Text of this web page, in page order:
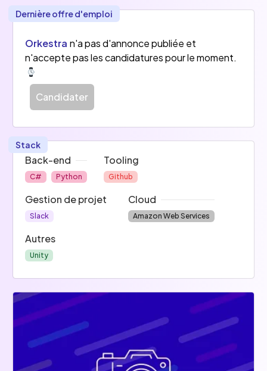
Dernière offre d'emploi
Orkestra n'a pas d'annonce publiée et
n'accepte pas les candidatures pour le moment.
Candidater
Stack
Back-end
C# Python
Tooling
Github
Gestion de projet
Slack
Cloud
Amazon Web Services
Autres
Unity